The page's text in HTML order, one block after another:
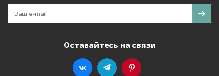
Оставайтесь на связи